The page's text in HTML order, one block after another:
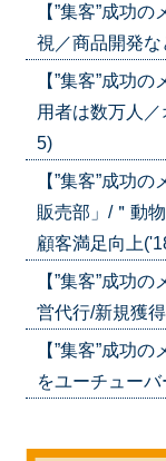
【”集客”成功
視／商品開発
【”集客”成功
用者は数万人
5)
【”集客”成功
販売部」/＂動
顧客満足向上
【”集客”成功
営代行/新規獲
【”集客”成功
をユーチュー